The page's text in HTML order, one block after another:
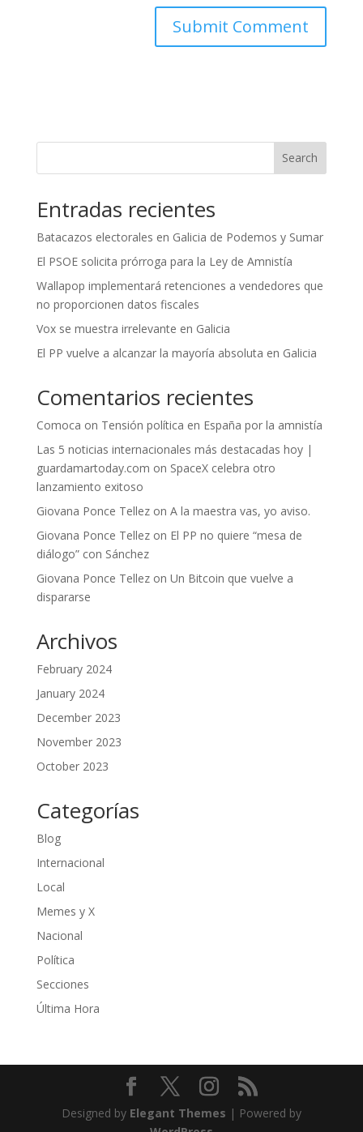
Search
Entradas recientes
Batacazos electorales en Galicia de Podemos y Sumar
El PSOE solicita prórroga para la Ley de Amnistía
Wallapop implementará retenciones a vendedores que
no proporcionen datos fiscales
Vox se muestra irrelevante en Galicia
El PP vuelve a alcanzar la mayoría absoluta en Galicia
Comentarios recientes
Comoca on Tensión política en España por la amnistía
Las 5 noticias internacionales más destacadas hoy |
guardamartoday.com on SpaceX celebra otro
lanzamiento exitoso
Giovana Ponce Tellezon A la maestra vas, yo aviso.
Giovana Ponce Tellezon El PP no quiere “mesa de
diálogo” con Sánchez
Giovana Ponce Tellezon Un Bitcoin que vuelve a
dispararse
Archivos
February 2024
January 2024
December 2023
November 2023
October 2023
Categorías
Blog
Internacional
Local
Memes y X
Nacional
Política
Secciones
Última Hora
Designed by Elegant Themes | Powered by